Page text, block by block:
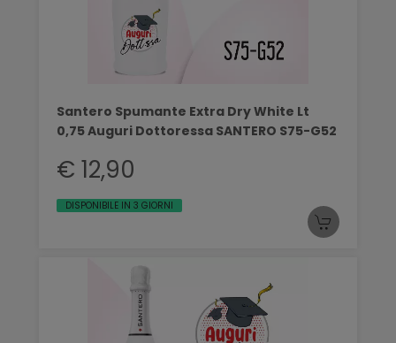
Santero Spumante Extra Dry White Lt
0,75 Auguri Dottoressa SANTERO S75-G52
€ 12,90
DISPONIBILE IN 3 GIORNI